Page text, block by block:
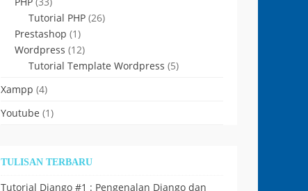
Tutorial PHP (26)
Prestashop (1)
Wordpress (12)
Tutorial Template Wordpress (5)
Xampp (4)
Youtube (1)
TULISAN TERBARU
Tutorial Django #1 : Pengenalan Django dan